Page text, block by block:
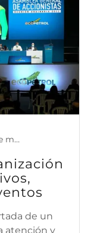
Activación de marca mediante e, congreso empresarial, Escenografía corporativa, Escenografía empresarial, Escenografía para congresos, eventos, eventos corporativos, eventos empresariales, mobiliario, stands para eventos
de un
atención y